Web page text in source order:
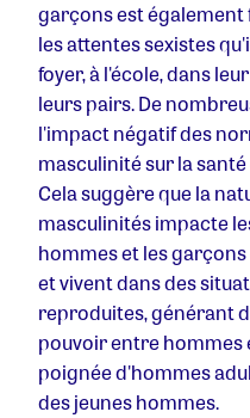
garçons est
les attentes sexistes
foyer, à l'école, dans
leurs pairs. De
l'impact négatif des
masculinité sur la
Cela suggère que la
masculinités impacte
hommes et les
et vivent dans des
reproduites, générant
pouvoir entre hommes
poignée d'hommes
des jeunes hommes.